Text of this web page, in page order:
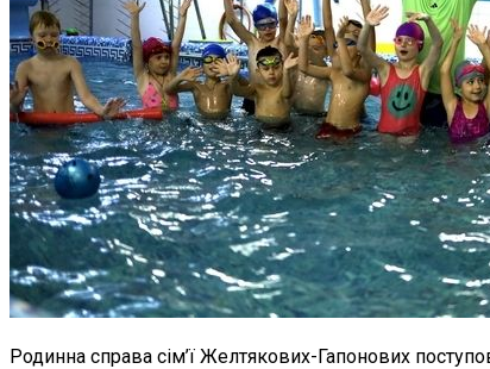
Родинна справа сім’ї Желтякових-Гапонових